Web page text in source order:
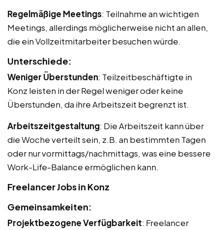
Regelmäßige Meetings: Teilnahme an wichtigen
Meetings, allerdings möglicherweise nicht an allen,
die ein Vollzeitmitarbeiter besuchen würde.
Unterschiede:
Weniger Überstunden: Teilzeitbeschäftigte in
Konz leisten in der Regel weniger oder keine
Überstunden, da ihre Arbeitszeit begrenzt ist.
Arbeitszeitgestaltung: Die Arbeitszeit kann über
die Woche verteilt sein, z.B. an bestimmten Tagen
oder nur vormittags/nachmittags, was eine bessere
Work-Life-Balance ermöglichen kann.
Freelancer Jobs in Konz
Gemeinsamkeiten:
Projektbezogene Verfügbarkeit: Freelancer